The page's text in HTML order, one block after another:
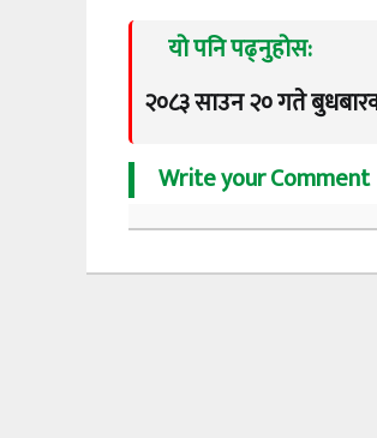
यो पनि पढ्नुहोस:
२०८३ साउन २० गते
Write your Comment